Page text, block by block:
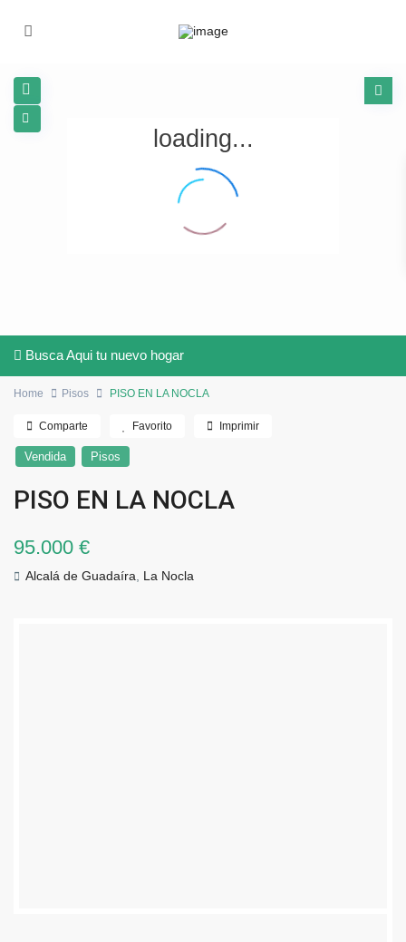
loading...
Busca Aqui tu nuevo hogar
Home Pisos PISO EN LA NOCLA
Vendida Pisos
PISO EN LA NOCLA
95.000 €
Alcalá de Guadaíra La Nocla
Comparte Favorito Imprimir